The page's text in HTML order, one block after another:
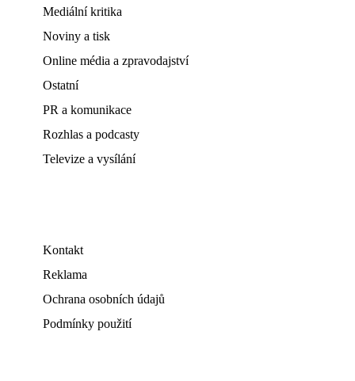
Mediální kritika
Noviny a tisk
Online média a zpravodajství
Ostatní
PR a komunikace
Rozhlas a podcasty
Televize a vysílání
Kontakt
Reklama
Ochrana osobních údajů
Podmínky použití